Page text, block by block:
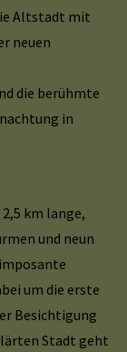
Altstadt mit
neuen
die berühmte
in
km lange,
und neun
um die erste
Besichtigung
Stadt geht